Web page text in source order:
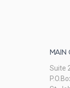
MAIN
Suite